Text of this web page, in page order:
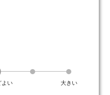
よい 大きい